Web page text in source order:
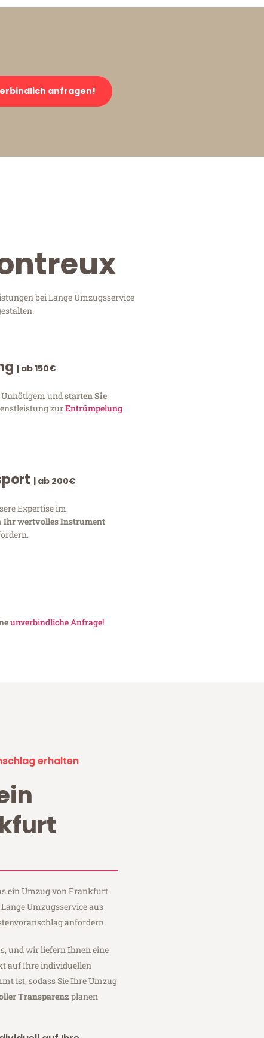
anfragen!
bei Lange Umzugsservice
| ab 150€
Unnötigem undstarten Sie
zurEntrümpelung
| ab 200€
Expertise im
Ihr wertvolles Instrument
unverbindliche Anfrage!
erhalten
ein Umzug von Frankfurt
Umzugsservice aus
anfordern.
und wir liefern Ihnen eine
auf Ihre individuellen
ist, sodass Sie Ihre Umzug
Transparenz planen